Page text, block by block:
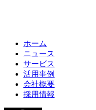
ホーム
ニュース
サービス
活用事例
会社概要
採用情報